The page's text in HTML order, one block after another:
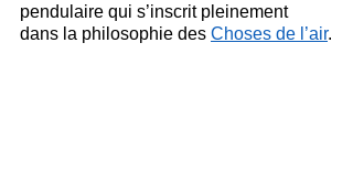
pendulaire qui s’inscrit pleinement
dans la philosophie des Choses de l’air.